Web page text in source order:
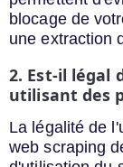
blocage de
une extraction
2. Est-il légal
utilisant des
La légalité de
web scraping